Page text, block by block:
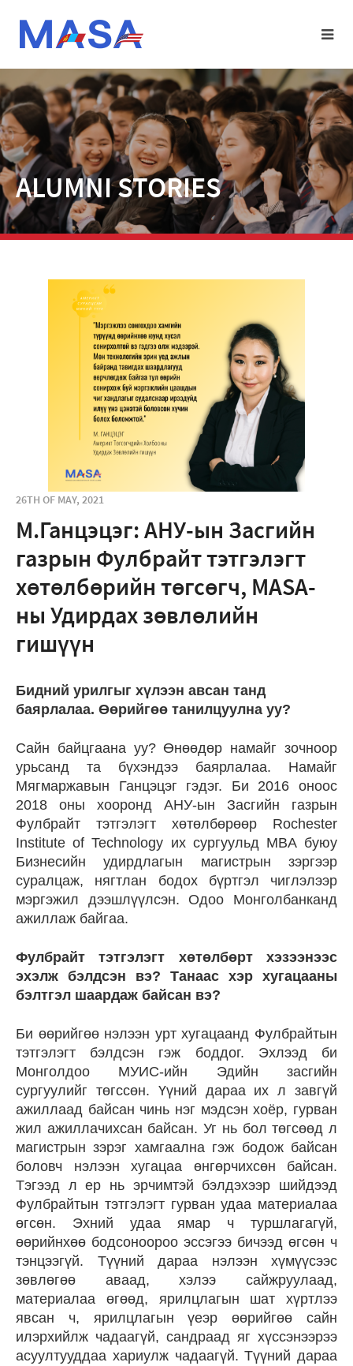
ALUMNI STORIES
26TH OF MAY, 2021
М.Ганцэцэг: АНУ-ын Засгийн
газрын Фулбрайт тэтгэлэгт
хөтөлбөрийн төгсөгч, MASA-
ны Удирдах зөвлөлийн
гишүүн
Бидний урилгыг хүлээн авсан танд
баярлалаа. Өөрийгөө танилцуулна уу?
Сайн байцгаана уу? Өнөөдөр намайг зочноор
урьсанд та бүхэндээ баярлалаа. Намайг
Мягмаржавын Ганцэцэг гэдэг. Би 2016 оноос
2018 оны хооронд АНУ-ын Засгийн газрын
Фулбрайт тэтгэлэгт хөтөлбөрөөр Rochester
Institute of Technology их сургуульд MBА буюу
Бизнесийн удирдлагын магистрын зэргээр
суралцаж, нягтлан бодох бүртгэл чиглэлээр
мэргэжил дээшлүүлсэн. Одоо Монголбанканд
ажиллаж байгаа.
Фулбрайт тэтгэлэгт хөтөлбөрт хэзээнээс
эхэлж бэлдсэн вэ? Танаас хэр хугацааны
бэлтгэл шаардаж байсан вэ?
Би өөрийгөө нэлээн урт хугацаанд Фулбрайтын
тэтгэлэгт бэлдсэн гэж боддог. Эхлээд би
Монголдоо МУИС-ийн Эдийн засгийн
сургуулийг төгссөн. Үүний дараа их л завгүй
ажиллаад байсан чинь нэг мэдсэн хоёр, гурван
жил ажиллачихсан байсан. Уг нь бол төгсөөд л
магистрын зэрэг хамгаална гэж бодож байсан
боловч нэлээн хугацаа өнгөрчихсөн байсан.
Тэгээд л ер нь эрчимтэй бэлдэхээр шийдээд
Фулбрайтын тэтгэлэгт гурван удаа материалаа
өгсөн. Эхний удаа ямар ч туршлагагүй,
өөрийнхөө бодсоноороо эссэгээ бичээд өгсөн ч
тэнцээгүй. Түүний дараа нэлээн хүмүүсээс
зөвлөгөө аваад, хэлээ сайжруулаад,
материалаа өгөөд, ярилцлагын шат хүртлээ
явсан ч, ярилцлагын үеэр өөрийгөө сайн
илэрхийлж чадаагүй, сандраад яг хүссэнээрээ
асуултууддаа хариулж чадаагүй. Түүний дараа